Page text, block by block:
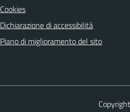
Cookies
Dichiarazione di accessibilità
Piano di miglioramento del sito